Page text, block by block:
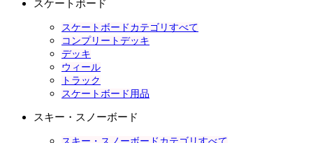
スケートボード
スケートボードカテゴリすべて
コンプリートデッキ
デッキ
ウィール
トラック
スケートボード用品
スキー・スノーボード